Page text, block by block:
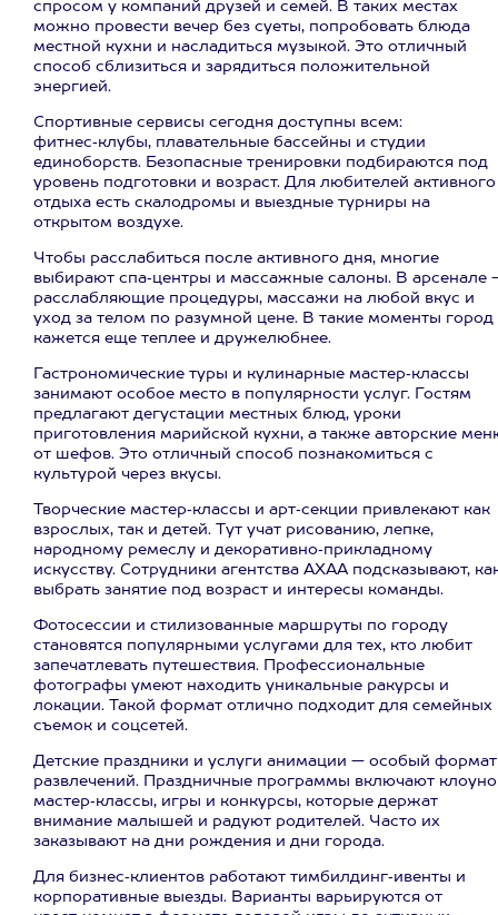
спросом у компаний друзей и семей. В таких местах
можно провести вечер без суеты, попробовать блюда
местной кухни и насладиться музыкой. Это отличный
способ сблизиться и зарядиться положительной
энергией.
Спортивные сервисы сегодня доступны всем:
фитнес‑клубы, плавательные бассейны и студии
единоборств. Безопасные тренировки подбираются под
уровень подготовки и возраст. Для любителей активного
отдыха есть скалодромы и выездные турниры на
открытом воздухе.
Чтобы расслабиться после активного дня, многие
выбирают спа‑центры и массажные салоны. В арсенале
расслабляющие процедуры, массажи на любой вкус и
уход за телом по разумной цене. В такие моменты город
кажется еще теплее и дружелюбнее.
Гастрономические туры и кулинарные мастер‑классы
занимают особое место в популярности услуг. Гостям
предлагают дегустации местных блюд, уроки
приготовления марийской кухни, а также авторские
от шефов. Это отличный способ познакомиться с
культурой через вкусы.
Творческие мастер‑классы и арт‑секции привлекают как
взрослых, так и детей. Тут учат рисованию, лепке,
народному ремеслу и декоративно‑прикладному
искусству. Сотрудники агентства АХАА подсказывают,
выбрать занятие под возраст и интересы команды.
Фотосессии и стилизованные маршруты по городу
становятся популярными услугами для тех, кто любит
запечатлевать путешествия. Профессиональные
фотографы умеют находить уникальные ракурсы и
локации. Такой формат отлично подходит для семейных
съемок и соцсетей.
Детские праздники и услуги анимации — особый формат
развлечений. Праздничные программы включают
мастер‑классы, игры и конкурсы, которые держат
внимание малышей и радуют родителей. Часто их
заказывают на дни рождения и дни города.
Для бизнес‑клиентов работают тимбилдинг‑ивенты и
корпоративные выезды. Варианты варьируются от